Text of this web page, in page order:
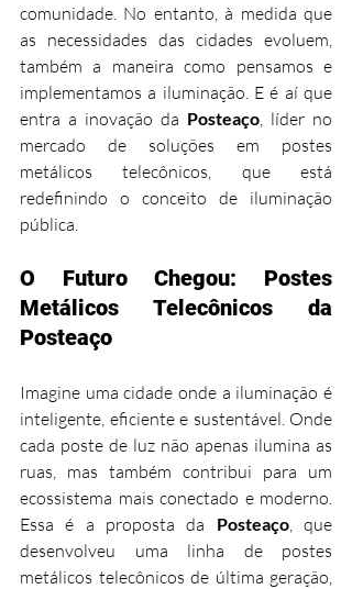
comunidade. No entanto, à medida que
as necessidades das cidades evoluem,
também a maneira como pensamos e
implementamos a iluminação. E é aí que
entra a inovação da Posteaço , líder no
mercado de soluções em postes
metálicos telecônicos, que está
redefinindo o conceito de iluminação
pública.
O Futuro Chegou: Postes
Metálicos Telecônicos da
Posteaço
Imagine uma cidade onde a iluminação é
inteligente, eficiente e sustentável. Onde
cada poste de luz não apenas ilumina as
ruas, mas também contribui para um
ecossistema mais conectado e moderno.
Essa é a proposta da Posteaço, que
desenvolveu uma linha de postes
metálicos telecônicos de última geração,